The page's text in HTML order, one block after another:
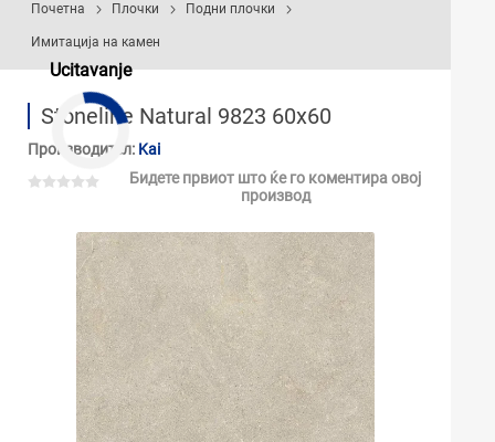
Ucitavanje
Почетна Плочки Подни плочки
Имитација на камен
Stoneline Natural 9823 60x60
Производител: Kai
Бидете првиот што ќе го коментира овој
производ